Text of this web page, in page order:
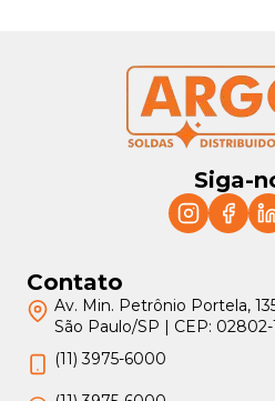
Siga-
Contato
Av. Min. Petrônio Portela,
São Paulo/SP | CEP: 02802-
(11) 3975-6000